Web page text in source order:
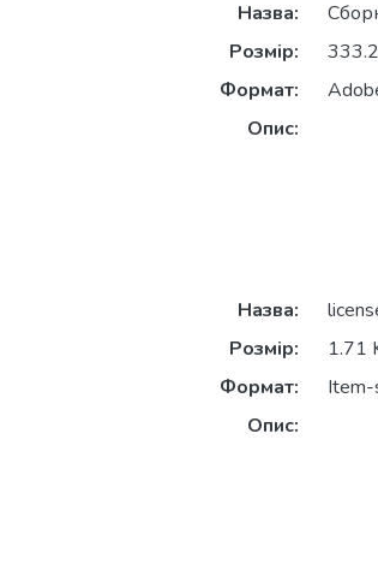
Назва:
Розмір:
Формат:
Опис:
Назва:
Розмір:
1.71
Формат:
Item-
Опис: